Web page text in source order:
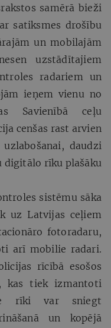
samērā bieži
satiksmes drošību
un mobilajām
uzstādītajiem
radariem un
ieņem vienu no
Savienībā ceļu
cenšas rast arvien
daudzi
digitālo rīku plašāku
sistēmu sāka
uz Latvijas ceļiem
fotoradaru,
arī mobilie radari.
rīcībā esošos
kas tiek izmantoti
rīki var sniegt
un kopējā